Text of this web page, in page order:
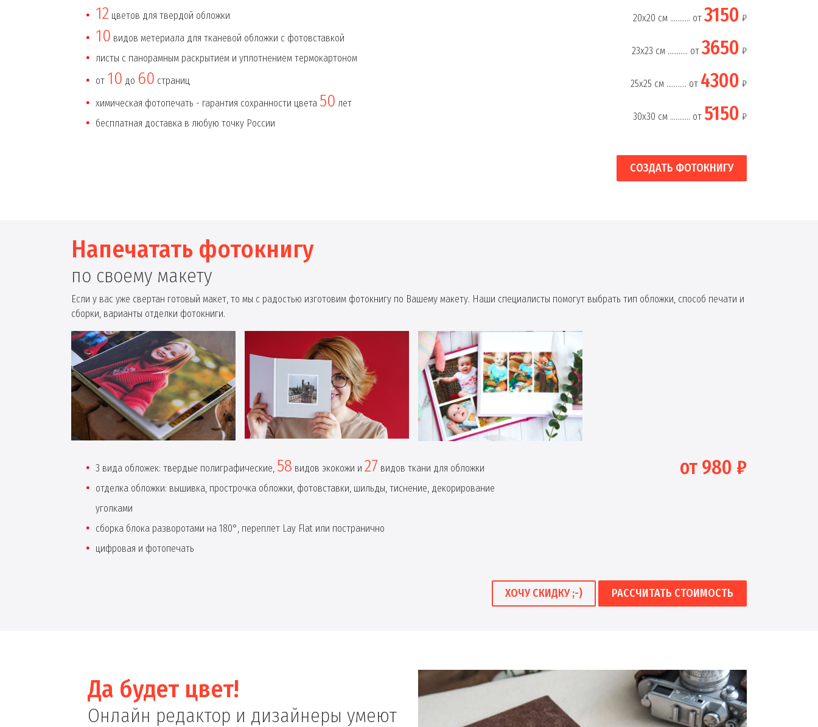
12 цветов для твердой обложки
10 видов метериала для тканевой обложки с фотовставкой
листы с панорамным раскрытием и уплотнением термокартоном
от 10 до 60 страниц
химическая фотопечать - гарантия сохранности цвета 50 лет
бесплатная доставка в любую точку России
20х20 см ........... от 3150 ₽
23х23 см ........... от 3650 ₽
25х25 см ........... от 4300 ₽
30х30 см ........... от 5150 ₽
СОЗДАТЬ ФОТОКНИГУ
Напечатать фотокнигу
по своему макету
Если у вас уже свертан готовый макет, то мы с радостью изготовим фотокнигу по Вашему макету. Наши специалисты помогут выбрать тип обложки, способ печати и
сборки, варианты отделки фотокниги.
3 вида обложек: твердые полиграфические, 58 видов экокожи и 27 видов ткани для обложки
отделка обложки: вышивка, прострочка обложки, фотовставки, шильды, тиснение, декорирование
уголками
сборка блока разворотами на 180°, переплет Lay Flat или постранично
цифровая и фотопечать
от 980 ₽
ХОЧУ СКИДКУ ;-) РАССЧИТАТЬ СТОИМОСТЬ
Да будет цвет!
Онлайн редактор и дизайнеры умеют